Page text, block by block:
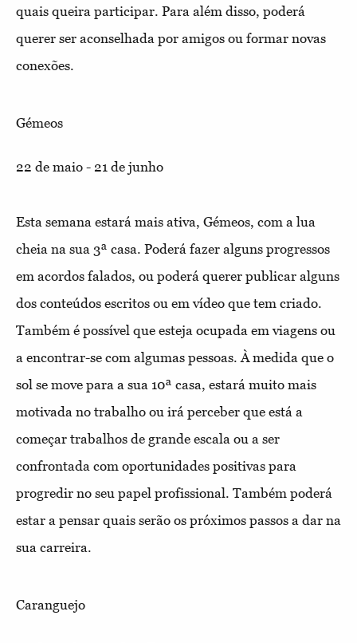
quais queira participar. Para além disso, poderá
querer ser aconselhada por amigos ou formar novas
conexões.
Gémeos
22 de maio - 21 de junho
Esta semana estará mais ativa, Gémeos, com a lua
cheia na sua 3ª casa. Poderá fazer alguns progressos
em acordos falados, ou poderá querer publicar alguns
dos conteúdos escritos ou em vídeo que tem criado.
Também é possível que esteja ocupada em viagens ou
a encontrar-se com algumas pessoas. À medida que o
sol se move para a sua 10ª casa, estará muito mais
motivada no trabalho ou irá perceber que está a
começar trabalhos de grande escala ou a ser
confrontada com oportunidades positivas para
progredir no seu papel profissional. Também poderá
estar a pensar quais serão os próximos passos a dar na
sua carreira.
Caranguejo